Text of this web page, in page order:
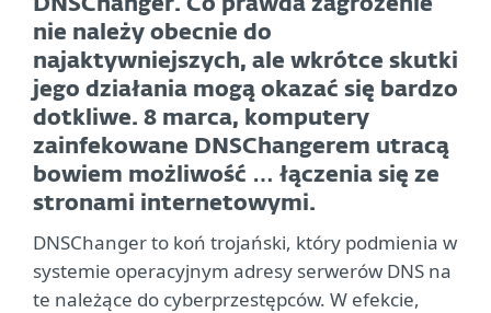
DNSChanger. Co prawda zagrożenie
nie należy obecnie do
najaktywniejszych, ale wkrótce skutki
jego działania mogą okazać się bardzo
dotkliwe. 8 marca, komputery
zainfekowane DNSChangerem utracą
bowiem możliwość … łączenia się ze
stronami internetowymi.
DNSChanger to koń trojański, który podmienia w
systemie operacyjnym adresy serwerów DNS na
te należące do cyberprzestępców. W efekcie,